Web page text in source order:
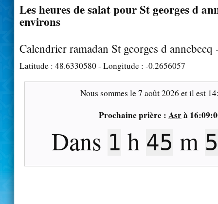
Les heures de salat pour St georges d
environs
Calendrier ramadan St georges d
Latitude : 48.6330580- Longitude : -0.2656057
Nous sommes le7 août 2026 et il est
Prochaine prière : Asrà
Dans 1 h 45 m